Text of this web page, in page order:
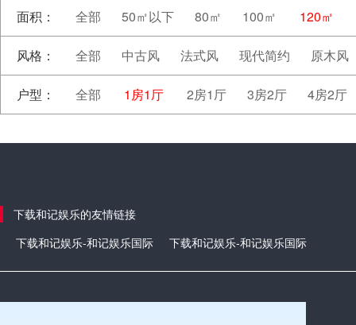
面积： 全部 50㎡以下 80㎡ 100㎡ 120㎡
风格： 全部 中古风 法式风 现代简约 原木风
户型： 全部 1房1厅 2房1厅 3房2厅 4房2厅
下载和记娱乐的友情链接
下载和记娱乐-和记娱乐国际
下载和记娱乐-和记娱乐国际